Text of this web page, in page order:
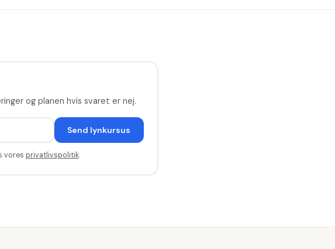
og planen hvis svaret er nej.
Send lynkursus
vores privatlivspolitik.